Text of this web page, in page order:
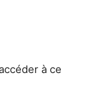
à ce